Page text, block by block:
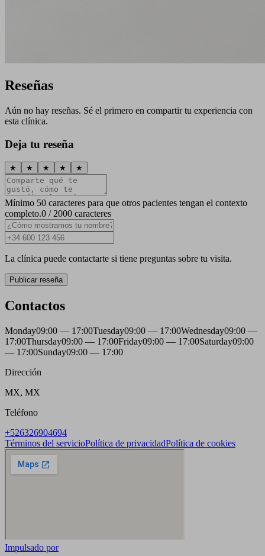
Reseñas
Aún no hay reseñas. Sé el primero en compartir tu experiencia con
esta clínica.
Deja tu reseña
★ ★ ★ ★ ★
Mínimo 50 caracteres para que otros pacientes tengan el contexto
completo.0 / 2000 caracteres
La clínica puede contactarte si tiene preguntas sobre tu visita.
Publicar reseña
Contactos
Monday09:00 — 17:00Tuesday09:00 — 17:00Wednesday09:00 —
17:00Thursday09:00 — 17:00Friday09:00 — 17:00Saturday09:00
— 17:00Sunday09:00 — 17:00
Dirección
MX, MX
Teléfono
+526326904694
Términos del servicioPolítica de privacidadPolítica de cookies
Impulsado por